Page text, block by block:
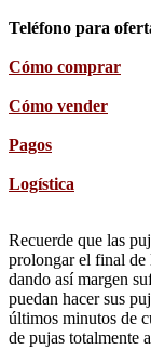
Teléfono para
Cómo comprar
Cómo vender
Pagos
Logística
Recuerde que las
prolongar el final de
dando así margen
puedan hacer sus
últimos minutos de
de pujas totalmente